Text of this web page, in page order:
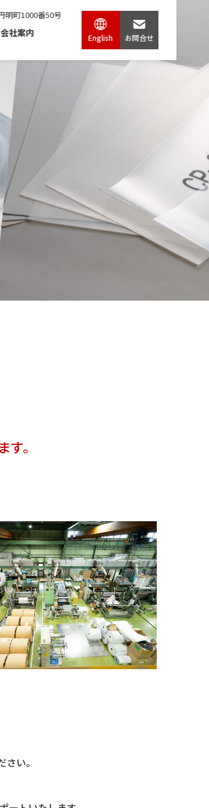
明町1000番50号
会社案内 English お問合せ
。
い。